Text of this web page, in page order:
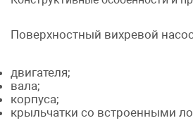
Поверхностный вихревой
двигателя;
вала;
корпуса;
крыльчатки со встроенными